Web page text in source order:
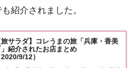
紹介されました。
旅サラダ】コレうまの旅「兵庫・香美
」紹介されたお店まとめ
2020/9/12）